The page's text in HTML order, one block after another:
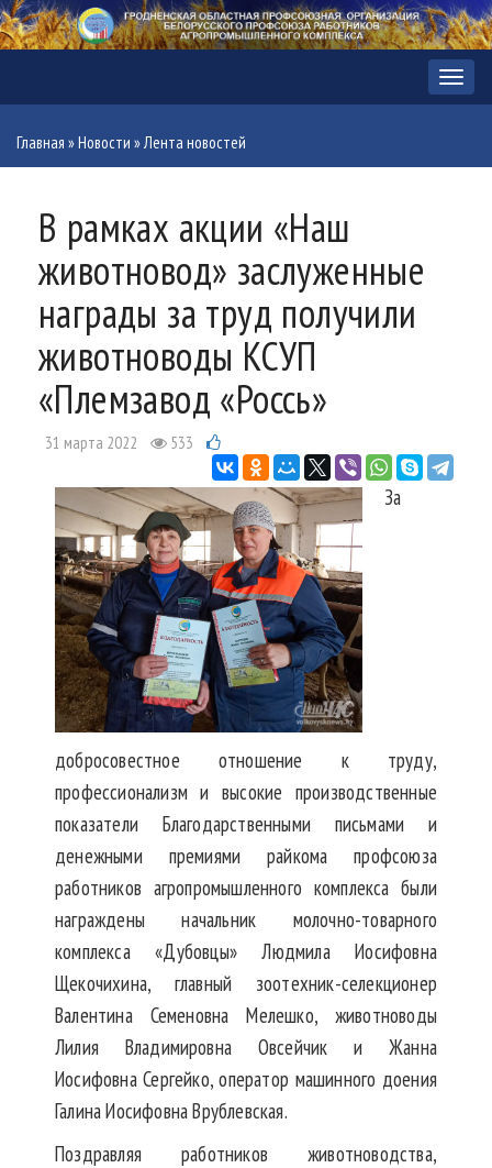
Меню
Главная »Новости »Лента новостей
В рамках акции «Наш
животновод» заслуженные
награды за труд получили
животноводы КСУП
«Племзавод «Россь»
31 марта 2022 533
За
добросовестное отношение к труду,
профессионализм и высокие производственные
показатели Благодарственными письмами и
денежными премиями райкома профсоюза
работников агропромышленного комплекса были
награждены начальник молочно-товарного
комплекса «Дубовцы» Людмила Иосифовна
Щекочихина, главный зоотехник-селекционер
Валентина Семеновна Мелешко, животноводы
Лилия Владимировна Овсейчик и Жанна
Иосифовна Сергейко, оператор машинного доения
Галина Иосифовна Врублевская.
Поздравляя работников животноводства,